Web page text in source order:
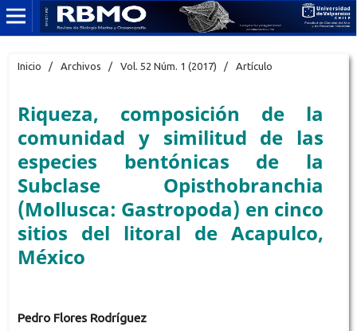
Inicio / Archivos / Vol. 52 Núm. 1 (2017) / Artículo
Riqueza, composición de la
comunidad y similitud de las
especies bentónicas de la
Subclase Opisthobranchia
(Mollusca: Gastropoda) en cinco
sitios del litoral de Acapulco,
México
Pedro Flores Rodríguez